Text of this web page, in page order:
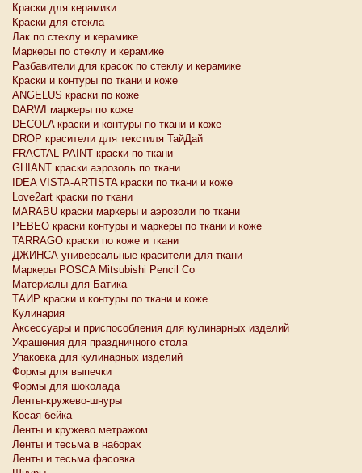
Краски для керамики
Краски для стекла
Лак по стеклу и керамике
Маркеры по стеклу и керамике
Разбавители для красок по стеклу и керамике
Краски и контуры по ткани и коже
ANGELUS краски по коже
DARWI маркеры по коже
DECOLA краски и контуры по ткани и коже
DROP красители для текстиля ТайДай
FRACTAL PAINT краски по ткани
GHIANT краски аэрозоль по ткани
IDEA VISTA-ARTISTA краски по ткани и коже
Love2art краски по ткани
MARABU краски маркеры и аэрозоли по ткани
PEBEO краски контуры и маркеры по ткани и коже
TARRAGO краски по коже и ткани
ДЖИНСА универсальные красители для ткани
Маркеры POSCA Mitsubishi Pencil Co
Материалы для Батика
ТАИР краски и контуры по ткани и коже
Кулинария
Аксессуары и приспособления для кулинарных изделий
Украшения для праздничного стола
Упаковка для кулинарных изделий
Формы для выпечки
Формы для шоколада
Ленты-кружево-шнуры
Косая бейка
Ленты и кружево метражом
Ленты и тесьма в наборах
Ленты и тесьма фасовка